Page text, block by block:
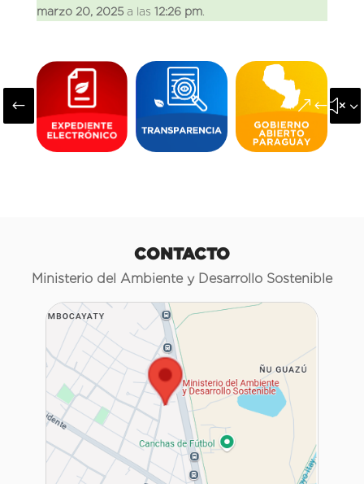
marzo 20, 2025a las 12:26 pm.
#
CONTACTO
Ministerio del Ambiente y Desarrollo Sostenible